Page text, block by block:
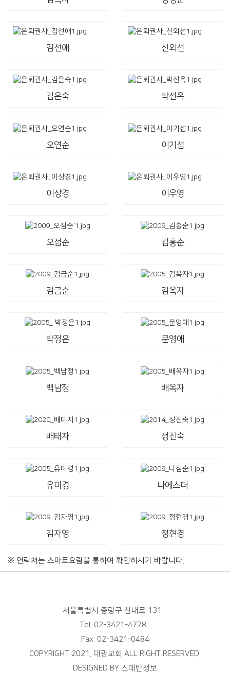
김선애 신외선
김은숙 박선옥
오연순 이기섭
이상경 이우영
오점순 김홍순
김금순 김옥자
박정은 문영애
백남정 배옥자
배태자 정진숙
유미경 나에스더
김자영 정현경
※ 연락처는 스마트요람을 통하여 확인하시기 바랍니다.
서울특별시 중랑구 신내로 131
Tel. 02-3421-4778
Fax. 02-3421-0484
COPYRIGHT 2021. 대광교회 ALL RIGHT RESERVED.
DESIGNED BY 스데반정보